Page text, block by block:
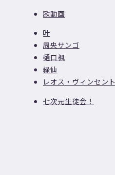
歌動画
叶
周央サンゴ
樋口楓
緑仙
レオス・ヴィンセント
七次元生徒会！